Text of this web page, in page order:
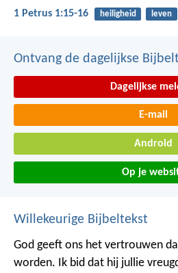
1 Petrus 1:15-16 heiligheid leven
Ontvang de dagelijkse
Dagelijkse
E-mail
Android
Op je
Willekeurige Bijbeltekst
God geeft ons het vertrouwen
worden. Ik bid dat hij jullie